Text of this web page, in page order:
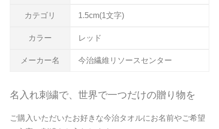
カテゴリ 1.5cm(1文字)
カラー レッド
メーカー名 今治繊維リソースセンター
名入れ刺繍で、世界で一つだけの贈り物を
ご購入いただいたお好きな今治タオルにお名前やご希望